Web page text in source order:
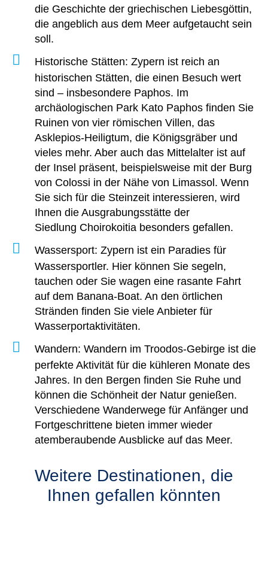
die Geschichte der griechischen Liebesgöttin,
die angeblich aus dem Meer aufgetaucht sein
soll.
Historische Stätten: Zypern ist reich an
historischen Stätten, die einen Besuch wert
sind – insbesondere Paphos. Im
archäologischen Park Kato Paphos finden Sie
Ruinen von vier römischen Villen, das
Asklepios-Heiligtum, die Königsgräber und
vieles mehr. Aber auch das Mittelalter ist auf
der Insel präsent, beispielsweise mit der Burg
von Colossi in der Nähe von Limassol. Wenn
Sie sich für die Steinzeit interessieren, wird
Ihnen die Ausgrabungsstätte der
Siedlung Choirokoitia besonders gefallen.
Wassersport: Zypern ist ein Paradies für
Wassersportler. Hier können Sie segeln,
tauchen oder Sie wagen eine rasante Fahrt
auf dem Banana-Boat. An den örtlichen
Stränden finden Sie viele Anbieter für
Wasserportaktivitäten.
Wandern: Wandern im Troodos-Gebirge ist die
perfekte Aktivität für die kühleren Monate des
Jahres. In den Bergen finden Sie Ruhe und
können die Schönheit der Natur genießen.
Verschiedene Wanderwege für Anfänger und
Fortgeschrittene bieten immer wieder
atemberaubende Ausblicke auf das Meer.
Weitere Destinationen, die
Ihnen gefallen könnten